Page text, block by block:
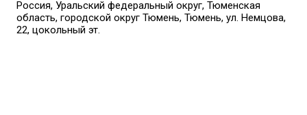
Россия, Уральский федеральный округ, Тюменская
область, городской округ Тюмень, Тюмень, ул. Немцова,
22, цокольный эт.